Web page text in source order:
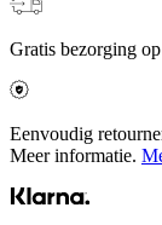
Gratis bezorging
Eenvoudig
Meer informatie.